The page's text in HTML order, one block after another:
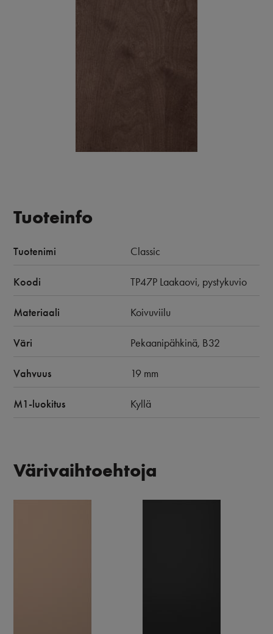
Tuoteinfo
Tuotenimi Classic
Koodi TP47P Laakaovi, pystykuvio
Materiaali Koivuviilu
Väri Pekaanipähkinä, B32
Vahvuus 19 mm
M1-luokitus Kyllä
Värivaihtoehtoja